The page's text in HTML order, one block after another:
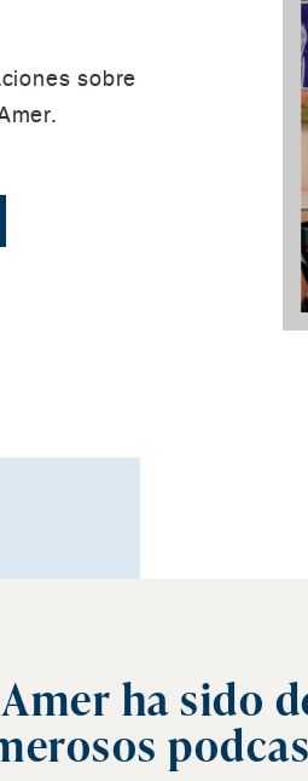
sobre
Amer ha sido